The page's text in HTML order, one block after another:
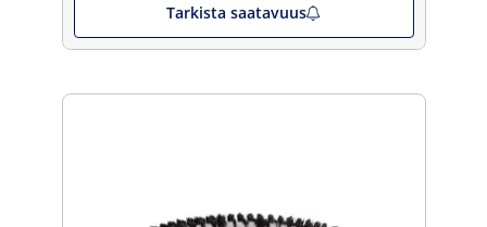
Tarkista saatavuus